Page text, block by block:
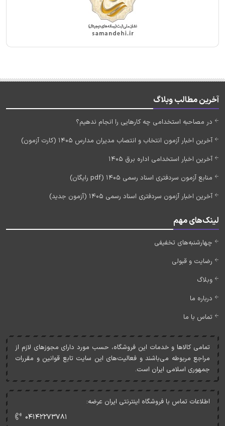
آخرین مطالب وبلاگ
در مصاحبه استخدامی چه کارهایی را انجام ندهیم؟
آخرین اخبار آزمون انتخاب و انتصاب مدیران مدارس 1405 (کارت آزمون)
آخرین اخبار استخدامی اداره برق 1405
منابع آزمون سردفتری اسناد رسمی 1405 (pdf رایگان)
آخرین اخبار آزمون سردفتری اسناد رسمی 1405 (آزمون جدید)
لینک‌های مهم
چهارشنبه‌های تخفیفی
رضایت و قبولی
وبلاگ
درباره ما
تماس با ما
تمامی کالاها و خدمات اين فروشگاه، حسب مورد دارای مجوزهای لازم از
مراجع مربوطه می‌باشند و فعاليت‌های اين سايت تابع قوانين و مقررات
جمهوری اسلامی ايران است.
اطلاعات تماس با فروشگاه اینترنتی ایران عرضه:
۰۴۱۴۲۲۷۳۷۸۱